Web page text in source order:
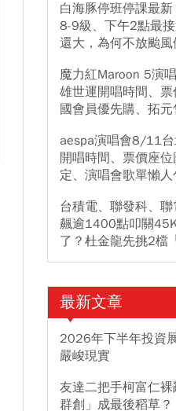
白海豚停班停課最
8-9級、下午2點最
還大，為何不放颱
魔力紅Maroon 5演
雄世運開唱時間、
國會員優先購、拓
aespa演唱會8/11台
開唱時間、票價座
定、演唱會歌單懶人
台積電、聯發科、
飆逾1400點叩關
了？杜金龍先挑2檔
最新文章
2026年下半年投資
嚴峻現實
友達二把手柯富仁
群創」成最後稻草？